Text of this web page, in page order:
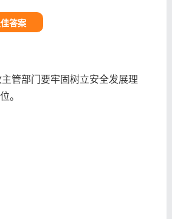
答案
管部门要牢固树立安全发展理
。